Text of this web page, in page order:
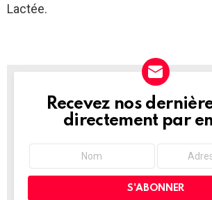
Lactée.
NEWSLETTER
Recevez nos
directement par